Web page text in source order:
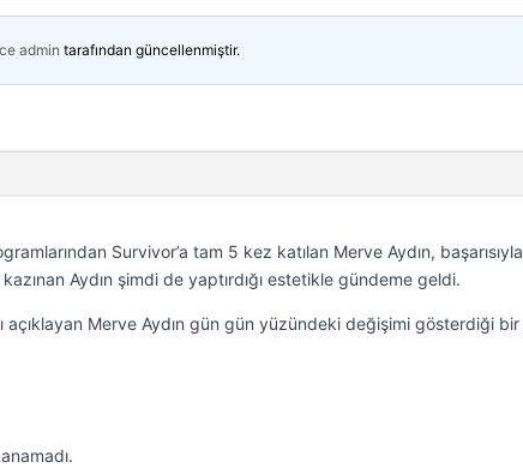
admin tarafından güncellenmiştir.
Survivor’a tam 5 kez katılan Merve Aydın,
Aydın şimdi de yaptırdığı estetikle gündeme geldi.
açıklayan Merve Aydın gün gün yüzündeki değişimi gösterdiği